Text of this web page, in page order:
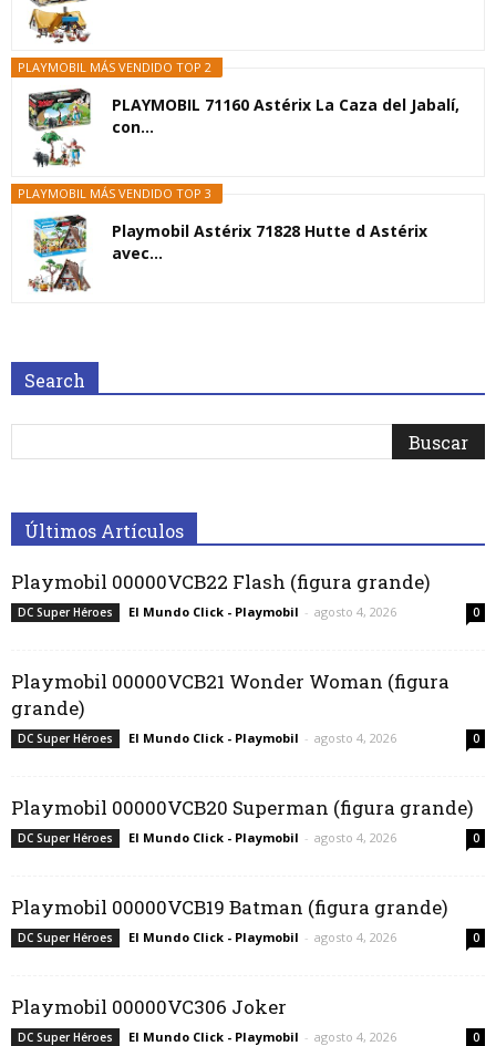
PLAYMOBIL MÁS VENDIDO TOP 2
PLAYMOBIL 71160 Astérix La Caza del Jabalí,
con...
PLAYMOBIL MÁS VENDIDO TOP 3
Playmobil Astérix 71828 Hutte d Astérix
avec...
Search
Últimos Artículos
Playmobil 00000VCB22 Flash (figura grande)
DC Super Héroes El Mundo Click - Playmobil - agosto 4, 2026 0
Playmobil 00000VCB21 Wonder Woman (figura
grande)
DC Super Héroes El Mundo Click - Playmobil - agosto 4, 2026 0
Playmobil 00000VCB20 Superman (figura grande)
DC Super Héroes El Mundo Click - Playmobil - agosto 4, 2026 0
Playmobil 00000VCB19 Batman (figura grande)
DC Super Héroes El Mundo Click - Playmobil - agosto 4, 2026 0
Playmobil 00000VC306 Joker
DC Super Héroes El Mundo Click - Playmobil - agosto 4, 2026 0